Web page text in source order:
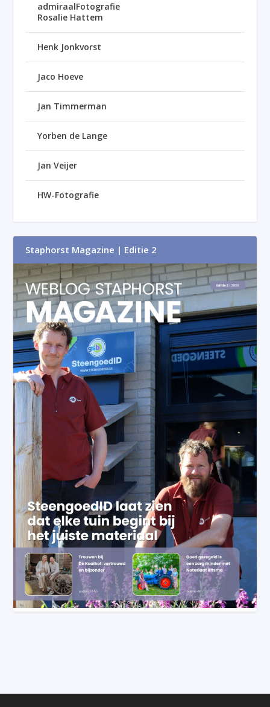
admiraalFotografie
Rosalie Hattem
Henk Jonkvorst
Jaco Hoeve
Jan Timmerman
Yorben de Lange
Jan Veijer
HW-Fotografie
Staphorst Magazine | Editie 2